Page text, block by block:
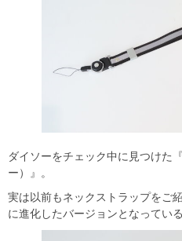
ダイソーをチェック中に見つけた
ー）』。
実は以前もネックストラップをご
に進化したバージョンとなってい